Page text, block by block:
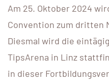
Am 25. Oktober 2024
Convention zum dritten
Diesmal wird die
TipsArena in Linz
in dieser